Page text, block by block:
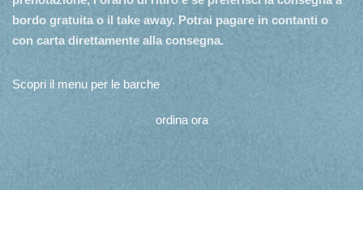
bordo gratuita o il take away. Potrai pagare in contanti o
con carta direttamente alla consegna.
Scopri il menu per le barche
ordina ora